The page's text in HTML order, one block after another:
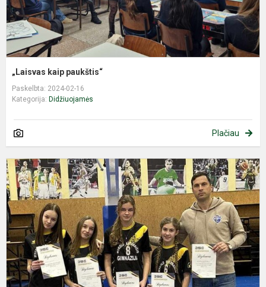
„Laisvas kaip paukštis“
Paskelbta: 2024-02-16
Kategorija: Didžiuojamės
Plačiau